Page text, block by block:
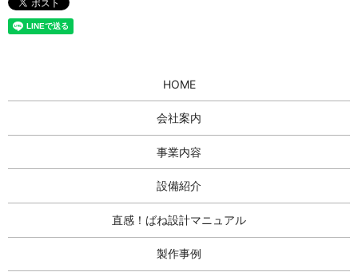
HOME
会社案内
事業内容
設備紹介
直感！ばね設計マニュアル
製作事例